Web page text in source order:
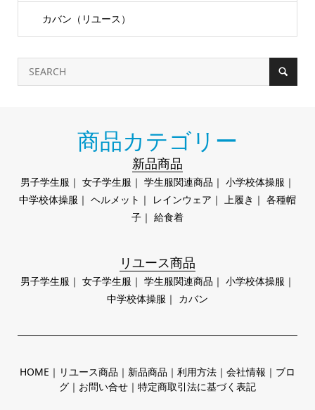
カバン（リユース）
商品カテゴリー
新品商品
男子学生服 ｜ 女子学生服 ｜ 学生服関連商品 ｜ 小学校体操服 ｜
中学校体操服 ｜ ヘルメット ｜ レインウェア ｜ 上履き ｜ 各種帽
子 ｜ 給食着
リユース商品
男子学生服 ｜ 女子学生服 ｜ 学生服関連商品 ｜ 小学校体操服 ｜
中学校体操服 ｜ カバン
HOME ｜ リユース商品 ｜ 新品商品 ｜ 利用方法 ｜ 会社情報 ｜ ブロ
グ ｜ お問い合せ ｜ 特定商取引法に基づく表記